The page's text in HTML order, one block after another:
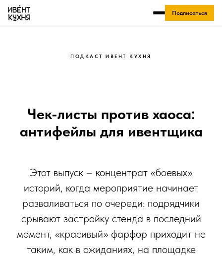
Подписаться
ПОДКАСТ ИВЕНТ КУХНЯ
Чек-листы против хаоса:
антифейлы для ивентщика
Этот выпуск – концентрат «боевых»
историй, когда мероприятие начинает
разваливаться по очереди: подрядчики
срывают застройку стенда в последний
момент, «красивый» фарфор приходит не
таким, как в ожиданиях, на площадке